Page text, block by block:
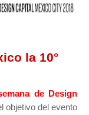
la 10°
de Design
objetivo del evento